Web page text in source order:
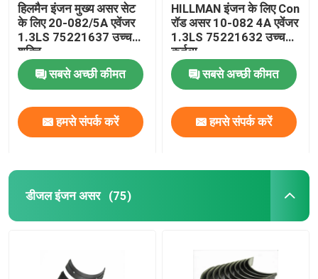
हिलमैन इंजन मुख्य असर सेट
के लिए 20-082/5A एवेंजर
1.3LS 75221637 उच्च
शक्ति
सबसे अच्छी कीमत
हमसे संपर्क करें
HILLMAN इंजन के लिए Con
रॉड असर 10-082 4A एवेंजर
1.3LS 75221632 उच्च
कर्तव्य
सबसे अच्छी कीमत
हमसे संपर्क करें
डीजल इंजन असर (75)